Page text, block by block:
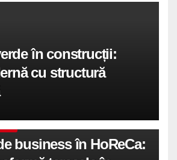
în construcții:
cu structură
business în HoReCa: